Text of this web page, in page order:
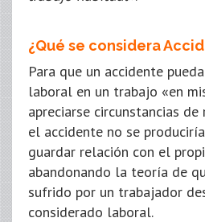
¿Qué se considera
Para que un accidente
laboral en un trabajo «en
apreciarse circunstancias
el accidente no se
guardar relación con el
abandonando la teoría de
sufrido por un trabajador
considerado laboral.